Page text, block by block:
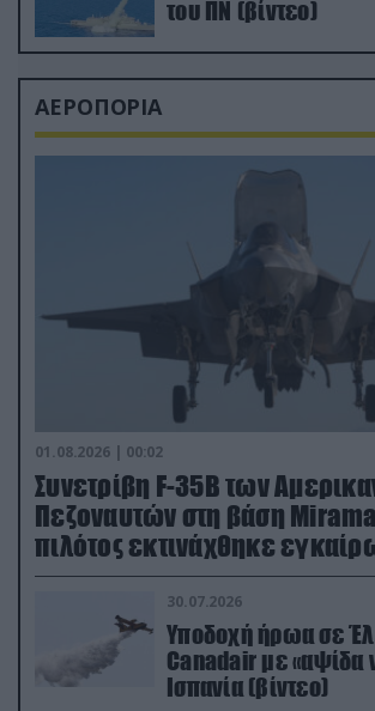
του ΠΝ (βίντεο)
ΑΕΡΟΠΟΡΙΑ
01.08.2026 | 00:02
Συνετρίβη F-35B των
Πεζοναυτών στη βάση
πιλότος εκτινάχθηκε
30.07.2026
Υποδοχή ήρωα σε
Canadair με «αψίδα
Ισπανία (βίντεο)